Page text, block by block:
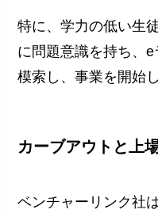
特に、学力の低い生
に問題意識を持ち、
模索し、事業を開始
カーブアウトと上
ベンチャーリンク社